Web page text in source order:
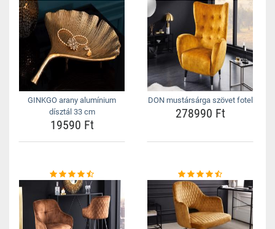
GINKGO arany alumínium
dísztál 33 cm
19590 Ft
DON mustársárga szövet fotel
278990 Ft